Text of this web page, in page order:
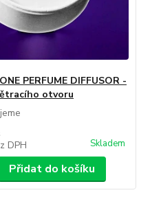
PERFUME DIFFUSOR -
otvoru
DPH Skladem
Přidat do košíku